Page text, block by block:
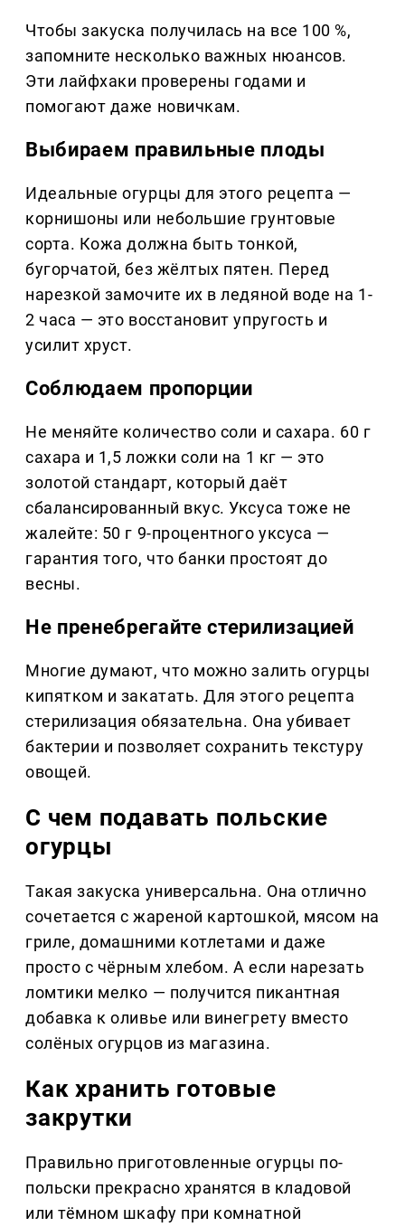
Чтобы закуска получилась на все 100 %,
запомните несколько важных нюансов.
Эти лайфхаки проверены годами и
помогают даже новичкам.
Выбираем правильные плоды
Идеальные огурцы для этого рецепта —
корнишоны или небольшие грунтовые
сорта. Кожа должна быть тонкой,
бугорчатой, без жёлтых пятен. Перед
нарезкой замочите их в ледяной воде на 1-
2 часа — это восстановит упругость и
усилит хруст.
Соблюдаем пропорции
Не меняйте количество соли и сахара. 60 г
сахара и 1,5 ложки соли на 1 кг — это
золотой стандарт, который даёт
сбалансированный вкус. Уксуса тоже не
жалейте: 50 г 9-процентного уксуса —
гарантия того, что банки простоят до
весны.
Не пренебрегайте стерилизацией
Многие думают, что можно залить огурцы
кипятком и закатать. Для этого рецепта
стерилизация обязательна. Она убивает
бактерии и позволяет сохранить текстуру
овощей.
С чем подавать польские
огурцы
Такая закуска универсальна. Она отлично
сочетается с жареной картошкой, мясом на
гриле, домашними котлетами и даже
просто с чёрным хлебом. А если нарезать
ломтики мелко — получится пикантная
добавка к оливье или винегрету вместо
солёных огурцов из магазина.
Как хранить готовые
закрутки
Правильно приготовленные огурцы по-
польски прекрасно хранятся в кладовой
или тёмном шкафу при комнатной